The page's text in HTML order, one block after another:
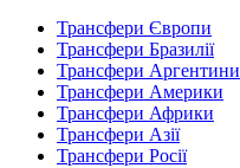
Трансфери Європи
Трансфери Бразилії
Трансфери Аргентини
Трансфери Америки
Трансфери Африки
Трансфери Азії
Трансфери Росії